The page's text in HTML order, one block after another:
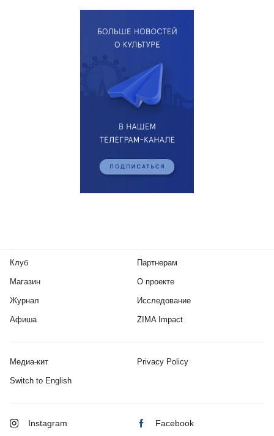
Клуб
Магазин
Журнал
Афиша
Партнерам
О проекте
Исследование
ZIMA Impact
Медиа-кит Privacy Policy
Switch to English
Instagram Facebook